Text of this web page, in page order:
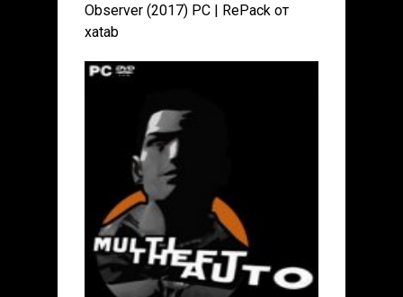
Observer (2017) PC | RePack от
xatab